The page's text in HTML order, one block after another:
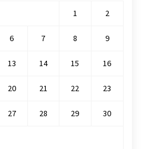
1
2
6 7 8 9
13 14 15 16
20 21 22 23
27 28 29 30